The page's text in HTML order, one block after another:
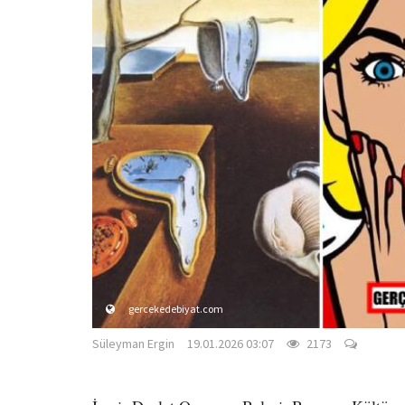
gercekedebiyat.com
Süleyman Ergin 19.01.2026 03:07 2173